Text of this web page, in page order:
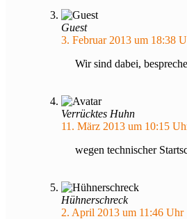
Guest
3. Februar 2013 um 18:38
Wir sind dabei,
Verrücktes Huhn
11. März 2013 um 10:15
wegen technischer
Hühnerschreck
2. April 2013 um 11:46 Uhr